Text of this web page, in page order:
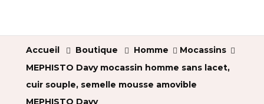
Accueil Boutique Homme
Mocassins
MEPHISTO Davy mocassin homme sans lacet,
cuir souple, semelle mousse amovible
MEPHISTO Davy